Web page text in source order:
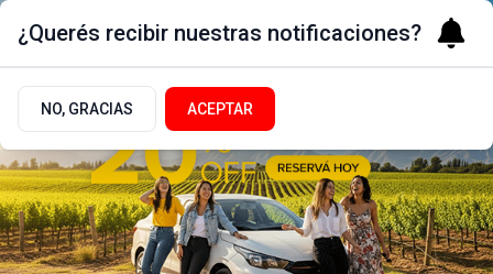
¿Querés recibir nuestras notificaciones?
NO, GRACIAS ACEPTAR